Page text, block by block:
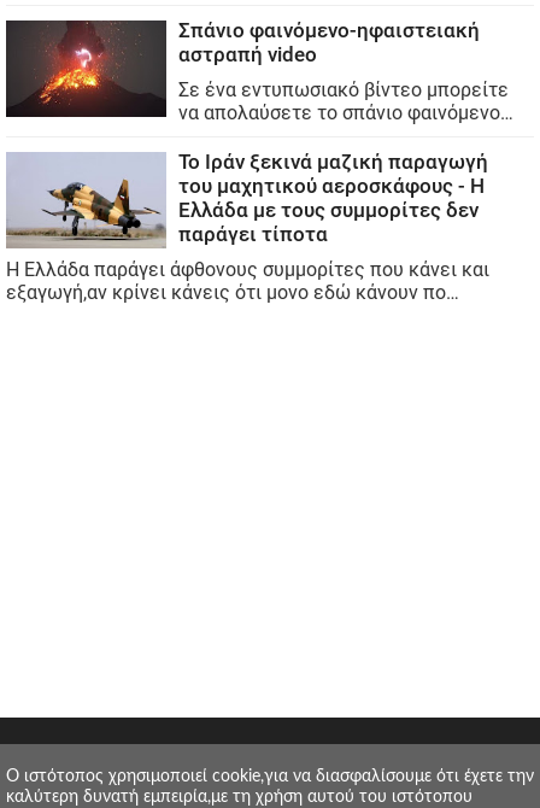
O ιστότοπος χρησιμοποιεί cookie,για να διασφαλίσουμε ότι έχετε την
καλύτερη δυνατή εμπειρία,με τη χρήση αυτού του ιστότοπου